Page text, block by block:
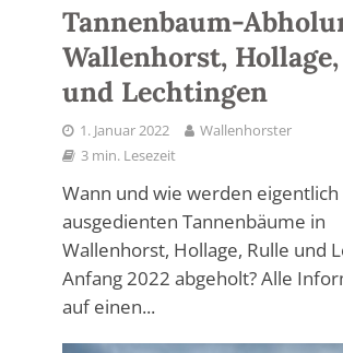
Tannenbaum-
Wallenhorst,
und Lechtingen
1. Januar 2022
Wallenhorster
3 min. Lesezeit
Wann und wie werden eigentlich
ausgedienten Tannenbäume in
Wallenhorst, Hollage, Rulle und
Anfang 2022 abgeholt? Alle
auf einen...